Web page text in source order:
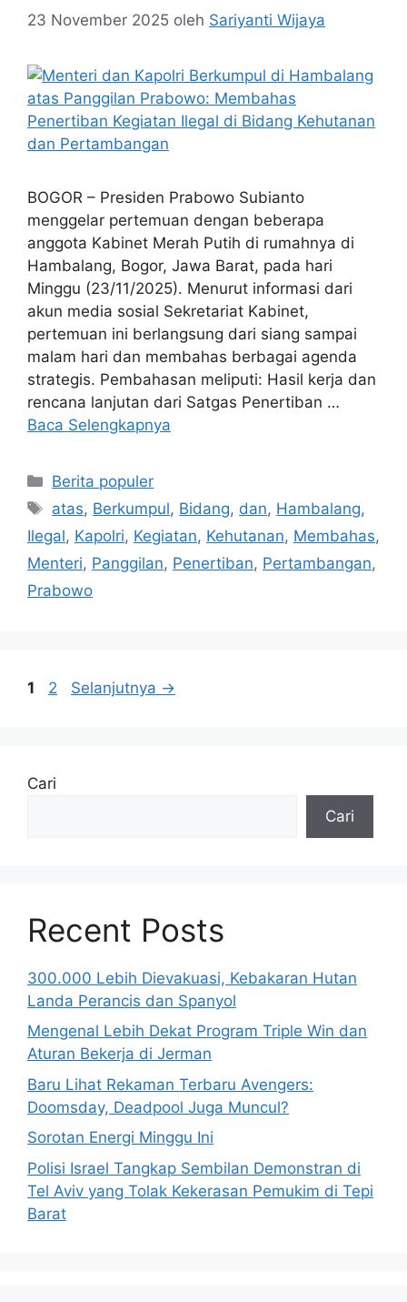
23 November 2025 oleh Sariyanti Wijaya
BOGOR – Presiden Prabowo Subianto
menggelar pertemuan dengan beberapa
anggota Kabinet Merah Putih di rumahnya di
Hambalang, Bogor, Jawa Barat, pada hari
Minggu (23/11/2025). Menurut informasi dari
akun media sosial Sekretariat Kabinet,
pertemuan ini berlangsung dari siang sampai
malam hari dan membahas berbagai agenda
strategis. Pembahasan meliputi: Hasil kerja dan
rencana lanjutan dari Satgas Penertiban …
Baca Selengkapnya
Kategori
Berita populer
Tag
atas, Berkumpul, Bidang, dan, Hambalang,
Ilegal, Kapolri, Kegiatan, Kehutanan, Membahas,
Menteri, Panggilan, Penertiban, Pertambangan,
Prabowo
Halaman
1 Halaman
2 Selanjutnya →
Cari
Cari
Recent Posts
300.000 Lebih Dievakuasi, Kebakaran Hutan
Landa Perancis dan Spanyol
Mengenal Lebih Dekat Program Triple Win dan
Aturan Bekerja di Jerman
Baru Lihat Rekaman Terbaru Avengers:
Doomsday, Deadpool Juga Muncul?
Sorotan Energi Minggu Ini
Polisi Israel Tangkap Sembilan Demonstran di
Tel Aviv yang Tolak Kekerasan Pemukim di Tepi
Barat